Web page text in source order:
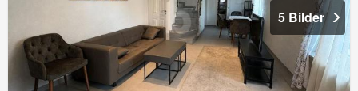
5 Bilder